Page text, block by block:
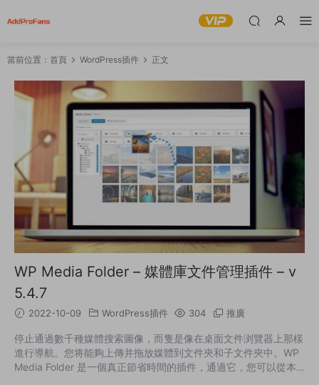
當前位置： 首頁 WordPress插件 正文
WP Media Folder – 媒體庫文件管理插件 – v
5.4.7
2022-10-09 WordPress插件 304 推廣
停止通過數千種媒體搜索圖像，而隻是像在桌面文件浏覽器上那樣
進行導航。您将能夠上傳并拖放媒體到文件夾和子文件夾中。WP
Media Folder 是一個真正節省時間的插件，通過它，您可以從本